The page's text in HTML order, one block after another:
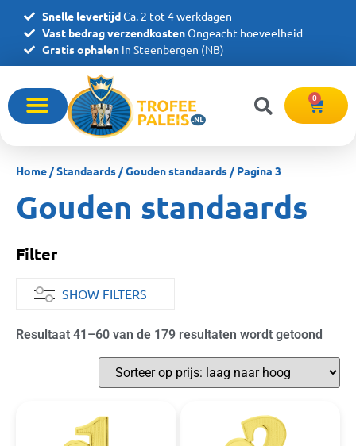
Snelle levertijdCa. 2 tot 4 werkdagen
Vast bedrag verzendkostenOngeacht hoeveelheid
Gratis ophalen in Steenbergen (NB)
0
Home /Standaards /Gouden standaards / Pagina 3
Gouden standaards
Filter
SHOW FILTERS
Resultaat 41–60 van de 179 resultaten wordt getoond